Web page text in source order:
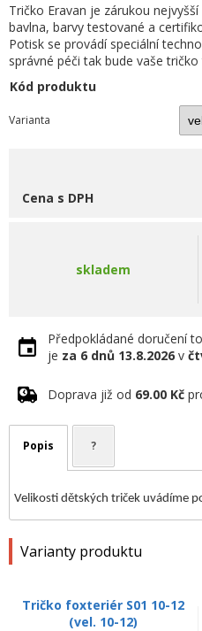
Tričko Eravan je zárukou
bavlna, barvy testované a
Potisk se provádí speciální
správné péči tak bude vaše
Kód produktu
Varianta
Cena s DPH
skladem
Předpokládané doručení
je za 6 dnů 13.8.2026 v
Doprava již od 69.00 Kč
Popis ?
Velikosti dětských triček uvádíme
Varianty produktu
Tričko foxteriér S01 10-12
(vel. 10-12)